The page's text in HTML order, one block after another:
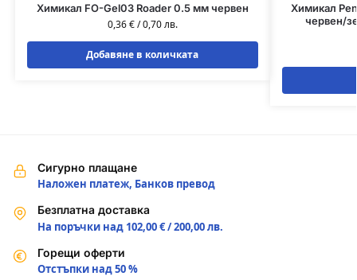
Химикал FO-Gel03 Roader 0.5 мм червен
0,36€/0,70лв.
Добавяне в количката
Химикал
червен/
Сигурно плащане
Наложен платеж, Банков превод
Безплатна доставка
На поръчки над 102,00 € / 200,00 лв.
Горещи оферти
Отстъпки над 50 %